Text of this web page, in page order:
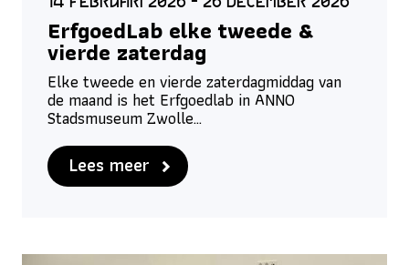
ErfgoedLab elke tweede &
vierde zaterdag
Elke tweede en vierde zaterdagmiddag van
de maand is het Erfgoedlab in ANNO
Stadsmuseum Zwolle…
Lees meer